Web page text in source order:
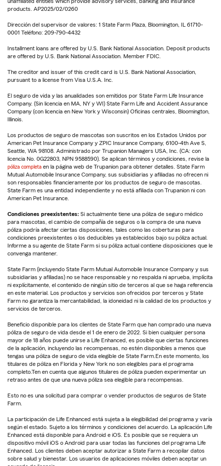
products. AP2025/02/0260
Dirección del supervisor de valores: 1 State Farm Plaza, Bloomington, IL 61710-
0001 Teléfono: 209-790-4432
Installment loans are offered by U.S. Bank National Association. Deposit products
are offered by U.S. Bank National Association. Member FDIC.
The creditor and issuer of this credit card is U.S. Bank National Association,
pursuant to a license from Visa U.S.A. Inc.
El seguro de vida y las anualidades son emitidos por State Farm Life Insurance
Company. (Sin licencia en MA, NY y WI) State Farm Life and Accident Assurance
Company (con licencia en New York y Wisconsin) Oficinas centrales, Bloomington,
Illinois.
Los productos de seguro de mascotas son suscritos en los Estados Unidos por
American Pet Insurance Company y ZPIC Insurance Company, 6100-4th Ave S,
Seattle, WA 98108. Administrado por Trupanion Managers USA, Inc. (CA: con
licencia No. 0G22803, NPN 9588590). Se aplican términos y condiciones, revise la
póliza completa en la página web de Trupanion para obtener detalles. State Farm
Mutual Automobile Insurance Company, sus subsidiarias y afiliadas no ofrecen ni
son responsables financieramente por los productos de seguro de mascotas.
State Farm es una entidad independiente y no está afiliada con Trupanion ni con
American Pet Insurance.
Condiciones preexistentes: Si actualmente tiene una póliza de seguro médico
para mascotas, el cambio de compañía de seguros o la compra de una nueva
póliza podría afectar ciertas disposiciones, tales como las coberturas para
condiciones preexistentes o los deducibles ya establecidos bajo su póliza actual.
Informe a su agente de State Farm si su póliza actual contiene disposiciones que le
convenga mantener.
State Farm (incluyendo State Farm Mutual Automobile Insurance Company y sus
subsidiarias y afiliadas) no se hace responsable y no respalda ni aprueba, implícita
ni explícitamente, el contenido de ningún sitio de terceros al que se haga referencia
en este material. Los productos y servicios son ofrecidos por terceros y State
Farm no garantiza la mercantabilidad, la idoneidad ni la calidad de los productos y
servicios de terceros.
Beneficio disponible para los clientes de State Farm que han comprado una nueva
póliza de seguro de vida desde el 1 de enero de 2022. Si bien cualquier persona
mayor de 18 años puede unirse a Life Enhanced, es posible que ciertas funciones
de la aplicación, incluyendo las recompensas, no estén disponibles a menos que
tengas una póliza de seguro de vida elegible de State Farm.En este momento, los
titulares de póliza en Florida y New York no son elegibles para el programa
completo.Ten en cuenta que algunos titulares de póliza pueden experimentar un
retraso antes de que una nueva póliza sea elegible para recompensas.
Esto no es una solicitud para comprar o vender productos de seguros de State
Farm.
La participación de Life Enhanced está sujeta a la elegibilidad del programa y varía
según el estado. Sujeto a los términos y condiciones del acuerdo. La aplicación Life
Enhanced está disponible para Android e iOS. Es posible que se requiera un
dispositivo móvil iOS o Android para usar todas las funciones del programa Life
Enhanced. Los clientes deben aceptar autorizar a State Farm a recopilar datos
sobre salud y bienestar. Los usuarios de aplicaciones móviles deben aceptar un